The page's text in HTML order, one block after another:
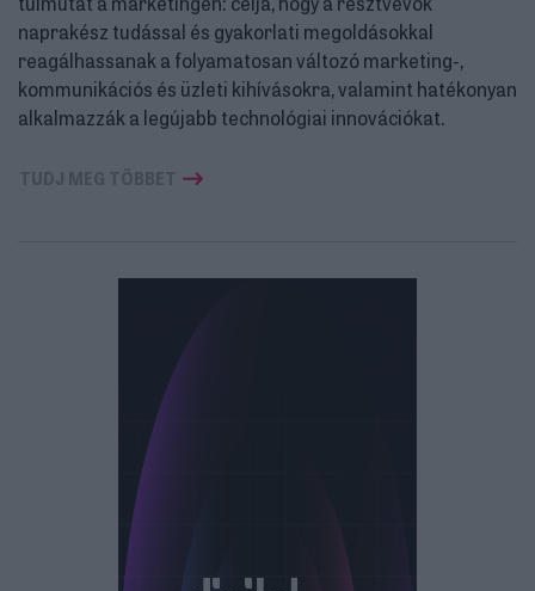
naprakész tudással és gyakorlati megoldásokkal
reagálhassanak a folyamatosan változó marketing-,
kommunikációs és üzleti kihívásokra, valamint hatékonyan
alkalmazzák a legújabb technológiai innovációkat.